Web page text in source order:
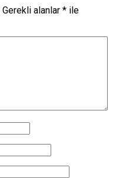
Gerekli alanlar * ile